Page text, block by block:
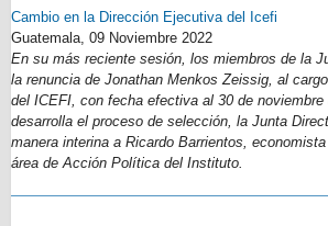
Cambio en la Dirección Ejecutiva del Icefi
Guatemala, 09 Noviembre 2022
En su más reciente sesión, los miembros de la
la renuncia de Jonathan Menkos Zeissig, al
del ICEFI, con fecha efectiva al 30 de
desarrolla el proceso de selección, la Junta
manera interina a Ricardo Barrientos,
área de Acción Política del Instituto.